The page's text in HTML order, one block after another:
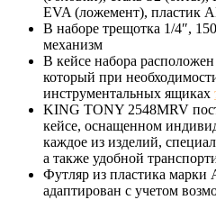
EVA (ложемент), пластик
В наборе трещотка 1/4″,
механизм
В кейсе набора
который при
инструментальных ящиках
KING TONY 2548MRV
кейсе, оснащенном
каждое из изделий,
а также удобной
Футляр из пластика марки
адаптирован с учетом